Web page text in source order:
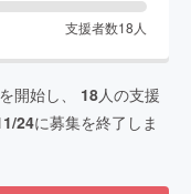
支援者数18人
開始し、 18人の支援
24に募集を終了しま